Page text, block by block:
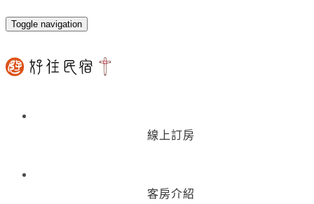
Toggle navigation
線上訂房
客房介紹